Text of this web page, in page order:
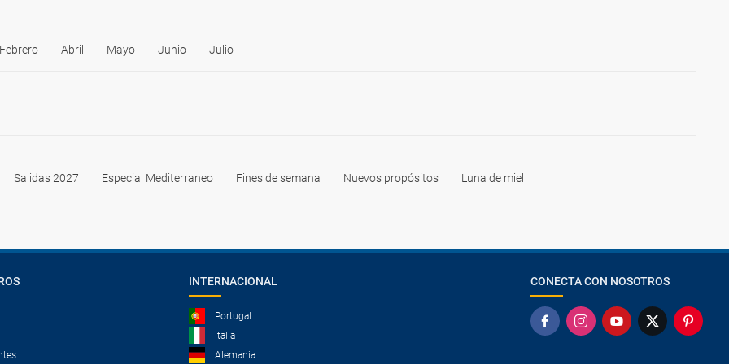
Febrero Abril Mayo Junio Julio
Salidas 2027 Especial Mediterraneo Fines de semana Nuevos propósitos Luna de miel
INTERNACIONAL
Portugal
Italia
Alemania
CONECTA CON NOSOTROS